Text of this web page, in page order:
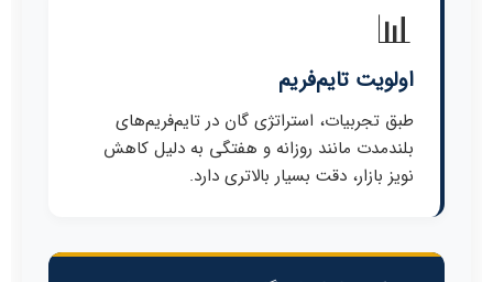
📊
اولویت تایم‌فریم
طبق تجربیات، استراتژی گان در تایم‌فریم‌های
بلندمدت مانند روزانه و هفتگی به دلیل کاهش
نویز بازار، دقت بسیار بالاتری دارد.